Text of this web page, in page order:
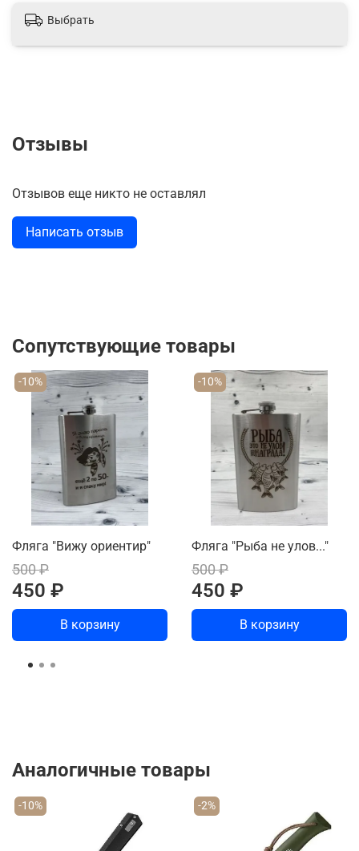
Выбрать
Отзывы
Отзывов еще никто не оставлял
Написать отзыв
Сопутствующие товары
-10%
Фляга "Вижу ориентир"
500 ₽
450 ₽
В корзину
-10%
Фляга "Рыба не улов..."
500 ₽
450 ₽
В корзину
Аналогичные товары
-10% -2%